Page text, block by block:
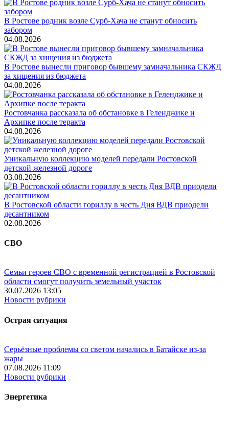
В Ростове родник возле Сурб-Хача не станут обносить
забором
04.08.2026
В Ростове вынесли приговор бывшему замначальника СКЖД
за хищения из бюджета
04.08.2026
Ростовчанка рассказала об обстановке в Геленджике и
Архипке после теракта
04.08.2026
Уникальную коллекцию моделей передали Ростовской
детской железной дороге
03.08.2026
В Ростовской области гориллу в честь Дня ВДВ приодели
десантником
02.08.2026
СВО
Семьи героев СВО с временной регистрацией в Ростовской
области смогут получить земельный участок
30.07.2026 13:05
Новости рубрики
Острая ситуация
Серьёзные проблемы со светом начались в Батайске из-за
жары
07.08.2026 11:09
Новости рубрики
Энергетика